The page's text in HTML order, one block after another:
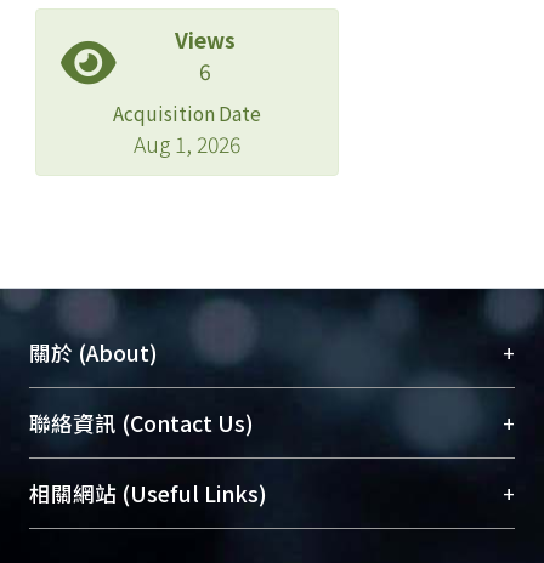
Views
6
Acquisition Date
Aug 1, 2026
關於 (About) +
臺大位居世界頂尖大學之列，為永久珍藏及向國際
展現本校豐碩的研究成果及學術能量，圖書館整合
機構典藏（NTUR）與學術庫（AH）不同功能平
台，成為臺大學術典藏NTU scholars。期能整合研
聯絡資訊 (Contact Us) +
總館學科館員(Main Library)
醫學圖書館學科館員(Medical Library)
相關網站 (Useful Links) +